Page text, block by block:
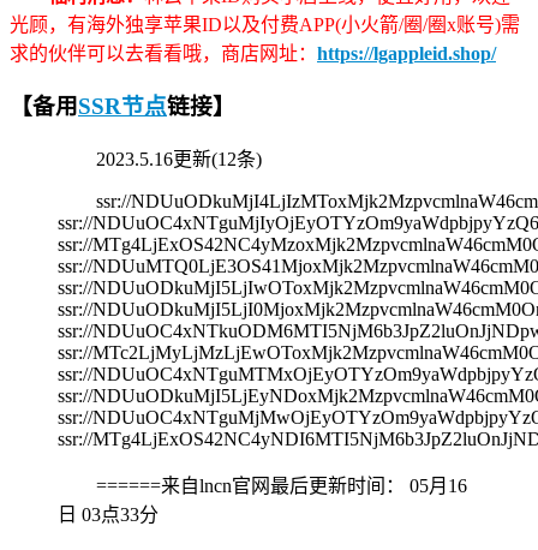
光顾，有海外独享苹果ID以及付费APP(小火箭/圈/圈x账号)需
求的伙伴可以去看看哦，商店网址： https://lgappleid.shop/
【备用SSR节点链接】
2023.5.16更新(12条)
ssr://
ssr://
ssr://
ssr://
ssr://
ssr://
ssr://
ssr://
ssr://
ssr://
ssr://
ssr://
======来自lncn官网最后更新时间： 05月16
日 03点33分